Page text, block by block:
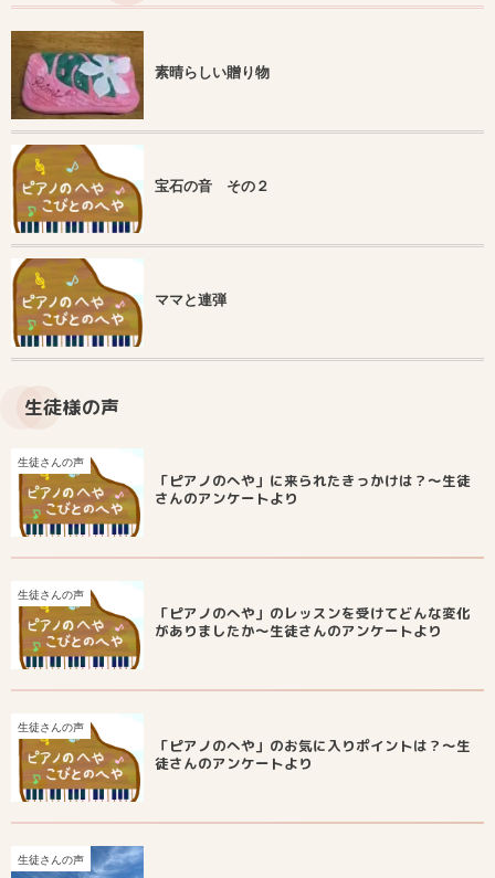
素晴らしい贈り物
宝石の音 その２
ママと連弾
生徒様の声
生徒さんの声
「ピアノのへや」に来られたきっかけは？～生徒
さんのアンケートより
生徒さんの声
「ピアノのへや」のレッスンを受けてどんな変化
がありましたか～生徒さんのアンケートより
生徒さんの声
「ピアノのへや」のお気に入りポイントは？～生
徒さんのアンケートより
生徒さんの声